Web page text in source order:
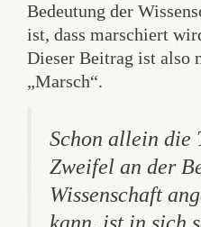
Bedeutung der
ist, dass marschiert
Dieser Beitrag ist also
„Marsch“.
Schon allein die
Zweifel an der
Wissenschaft